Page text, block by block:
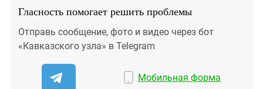
Гласность помогает решить проблемы
Отправь сообщение, фото и видео через бот
«Кавказского узла» в Telegram
Мобильная форма